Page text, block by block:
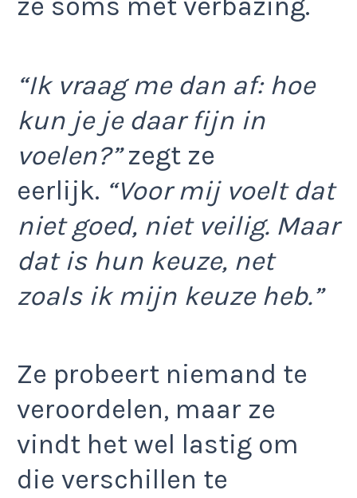
ze soms met verbazing.
“Ik vraag me dan af: hoe
kun je je daar fijn in
voelen?”zegt ze
eerlijk. “Voor mij voelt dat
niet goed, niet veilig. Maar
dat is hun keuze, net
zoals ik mijn keuze heb.”
Ze probeert niemand te
veroordelen, maar ze
vindt het wel lastig om
die verschillen te